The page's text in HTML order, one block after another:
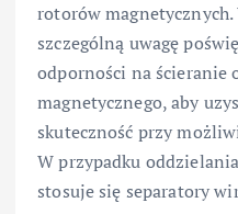
rotorów
szczególną uwagę
odporności na ścieranie
magnetycznego, aby
skuteczność przy
W przypadku
stosuje się separatory